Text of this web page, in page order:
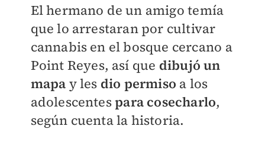
El hermano de un amigo temía
que lo arrestaran por cultivar
cannabis en el bosque cercano a
Point Reyes, así que dibujó un
mapa y les dio permiso a los
adolescentespara cosecharlo,
según cuenta la historia.